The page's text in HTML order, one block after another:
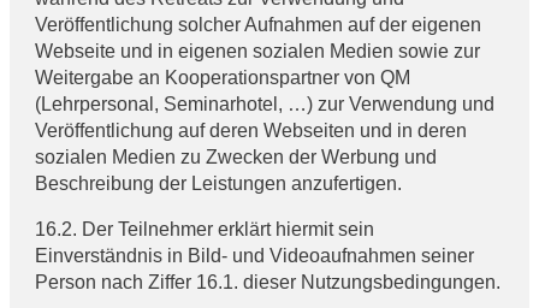
Veröffentlichung solcher Aufnahmen auf der eigenen
Webseite und in eigenen sozialen Medien sowie zur
Weitergabe an Kooperationspartner von QM
(Lehrpersonal, Seminarhotel, …) zur Verwendung und
Veröffentlichung auf deren Webseiten und in deren
sozialen Medien zu Zwecken der Werbung und
Beschreibung der Leistungen anzufertigen.
16.2. Der Teilnehmer erklärt hiermit sein
Einverständnis in Bild- und Videoaufnahmen seiner
Person nach Ziffer 16.1. dieser Nutzungsbedingungen.